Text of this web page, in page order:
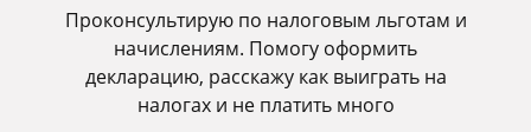
Проконсультирую по налоговым льготам и
начислениям. Помогу оформить
декларацию, расскажу как выиграть на
налогах и не платить много